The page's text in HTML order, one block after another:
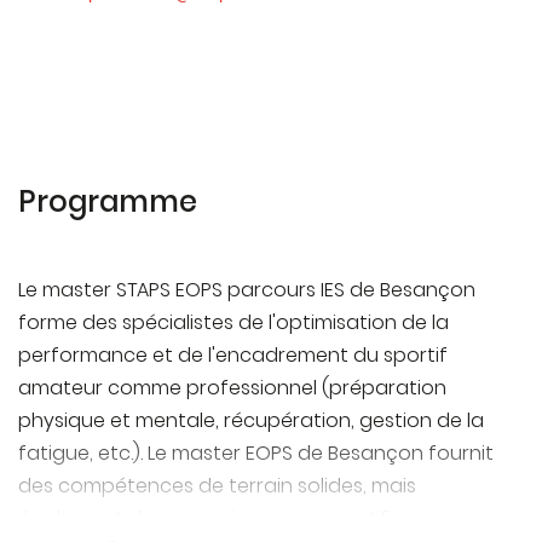
coordination d'équipe, mise en œuvre et gestion,
évaluation, diffusion) pouvant mobiliser des
collaboratif
En analysant ses actions en situation
professionnelle, en s'autoévaluer pour améliorer
sa pratique dans le cadre d'une démarche
qualité
En faisant évoluer le plan de développement du
projet interne de la structure sportive
Programme
Le master STAPS EOPS parcours IES de Besançon
forme des spécialistes de l'optimisation de la
performance et de l'encadrement du sportif
amateur comme professionnel (préparation
physique et mentale, récupération, gestion de la
fatigue, etc.). Le master EOPS de Besançon fournit
des compétences de terrain solides, mais